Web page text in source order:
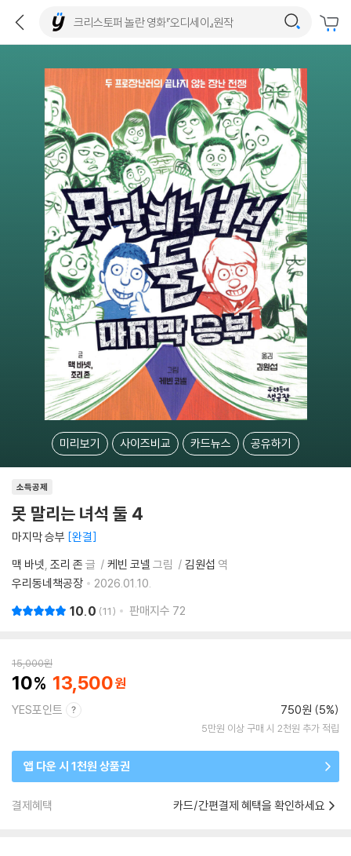
미리보기 사이즈비교 카드뉴스 공유하기
소득공제
못 말리는 녀석 둘 4
마지막 승부 완결
맥 바넷 조리 존 글 케빈 코넬 그림 김원섭 역
우리동네책공장
2026.01.10.
10.0 11 판매지수 72
15,000원
10 13,500
YES포인트 750원 (5%)
5만원 이상 구매 시 2천원 추가 적립
앱 다운 시 1천원 상품권
결제혜택 카드/간편결제 혜택을 확인하세요